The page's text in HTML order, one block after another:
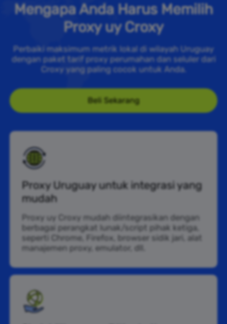
Mengapa Anda Harus Memilih
Proxy uy Croxy
Perbaiki maksimum metrik lokal di wilayah Uruguay
dengan paket tarif proxy perumahan dan seluler dari
Croxy yang paling cocok untuk Anda.
Beli Sekarang
Proxy Uruguay untuk integrasi yang
mudah
Proxy uy Croxy mudah diintegrasikan dengan
berbagai perangkat lunak/script pihak ketiga,
seperti Chrome, Firefox, browser sidik jari, alat
manajemen proxy, emulator, dll.